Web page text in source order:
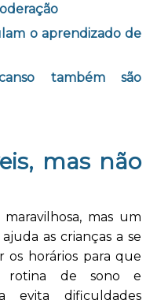
o aprendizado de
também são
mas não
mas um
as crianças a se
os horários para que
rotina de sono e
evita dificuldades